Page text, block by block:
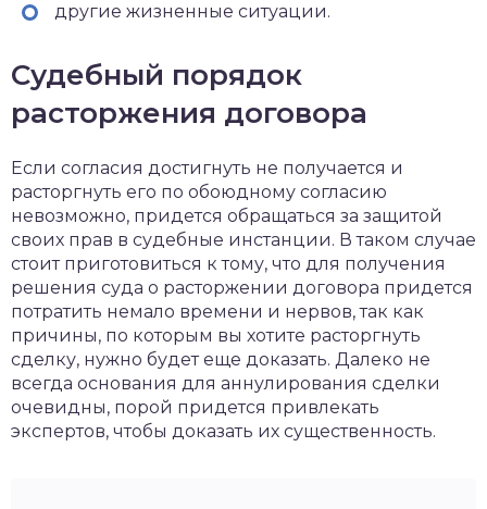
другие жизненные ситуации.
Судебный порядок
расторжения договора
Если согласия достигнуть не получается и
расторгнуть его по обоюдному согласию
невозможно, придется обращаться за защитой
своих прав в судебные инстанции. В таком случае
стоит приготовиться к тому, что для получения
решения суда о расторжении договора придется
потратить немало времени и нервов, так как
причины, по которым вы хотите расторгнуть
сделку, нужно будет еще доказать. Далеко не
всегда основания для аннулирования сделки
очевидны, порой придется привлекать
экспертов, чтобы доказать их существенность.